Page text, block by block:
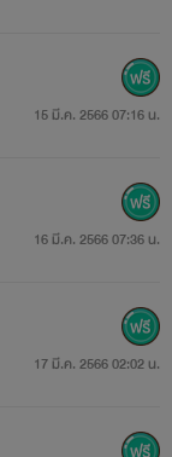
15 มี.ค. 2566 07:16 น.
16 มี.ค. 2566 07:36 น.
17 มี.ค. 2566 02:02 น.